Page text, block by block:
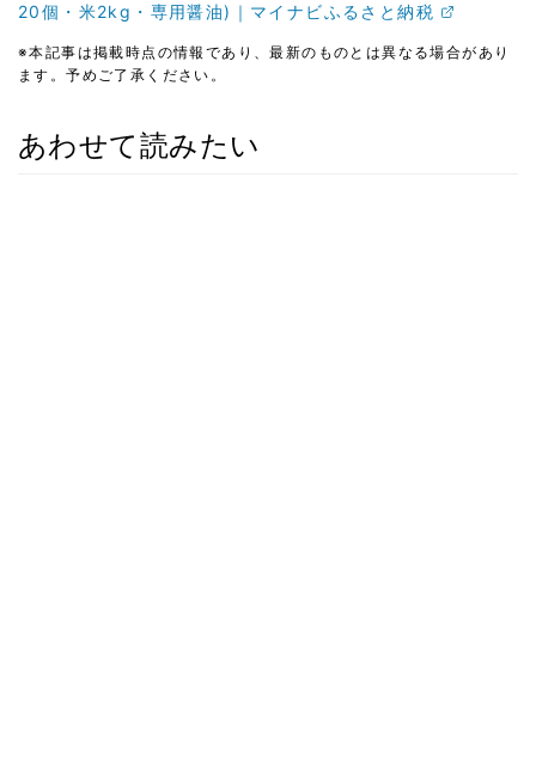
20個・米2kg・専用醤油)｜マイナビふるさと納税
※本記事は掲載時点の情報であり、最新のものとは異なる場合があり
ます。予めご了承ください。
あわせて読みたい